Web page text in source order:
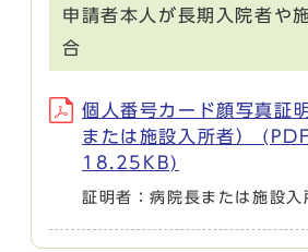
申請者本人が長期入院者や
合
個人番号カード顔写真証
または施設入所者） (PDF
18.25KB)
証明者：病院長または施設入